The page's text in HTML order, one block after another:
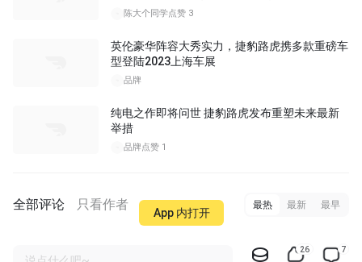
陈大个同学点赞 3
英伦豪华阵容大秀实力，捷豹路虎携多款重磅车
型登陆2023上海车展
品牌
纯电之作即将问世 捷豹路虎发布重塑未来最新
举措
品牌点赞 1
全部评论 只看作者 最热 最新 最早
App 内打开
26 7